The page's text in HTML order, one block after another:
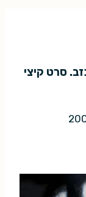
סרט קיצי